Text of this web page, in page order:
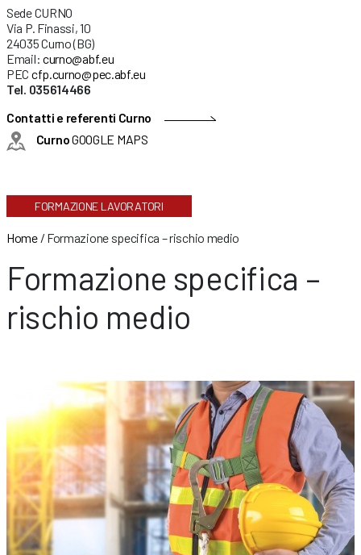
Sede CURNO
Via P. Finassi, 10
24035 Curno (BG)
Email: curno@abf.eu
PEC cfp.curno@pec.abf.eu
Tel. 035614466
Contatti e referenti Curno
CurnoGOOGLE MAPS
FORMAZIONE LAVORATORI
Home/ Formazione specifica – rischio medio
Formazione specifica –
rischio medio